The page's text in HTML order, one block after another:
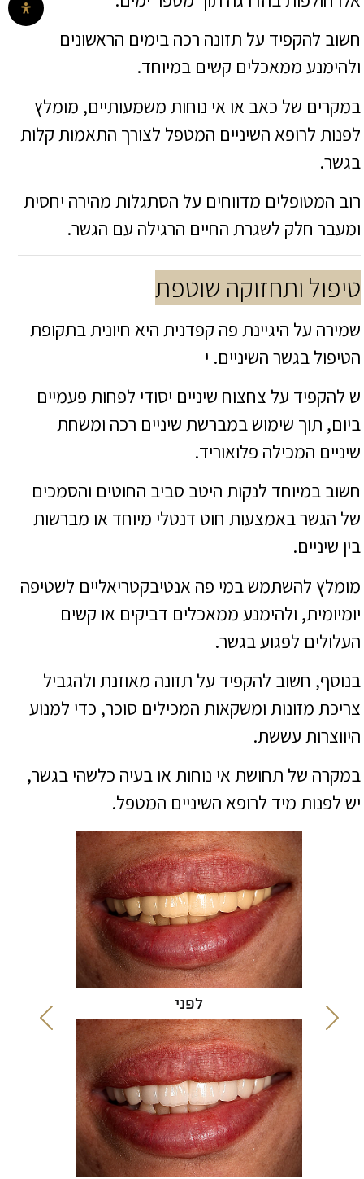
חשוב להקפיד על תזונה רכה בימים הראשונים
ולהימנע ממאכלים קשים במיוחד.
במקרים של כאב או אי נוחות משמעותיים, מומלץ
לפנות לרופא השיניים המטפל לצורך התאמות קלות
בגשר.
רוב המטופלים מדווחים על הסתגלות מהירה יחסית
ומעבר חלק לשגרת החיים הרגילה עם הגשר.
טיפול ותחזוקה שוטפת
שמירה על היגיינת פה קפדנית היא חיונית בתקופת
הטיפול בגשר השיניים. י
ש להקפיד על צחצוח שיניים יסודי לפחות פעמיים
ביום, תוך שימוש במברשת שיניים רכה ומשחת
שיניים המכילה פלואוריד.
חשוב במיוחד לנקות היטב סביב החוטים והסמכים
של הגשר באמצעות חוט דנטלי מיוחד או מברשות
בין שיניים.
מומלץ להשתמש במי פה אנטיבקטריאליים לשטיפה
יומיומית, ולהימנע ממאכלים דביקים או קשים
העלולים לפגוע בגשר.
בנוסף, חשוב להקפיד על תזונה מאוזנת ולהגביל
צריכת מזונות ומשקאות המכילים סוכר, כדי למנוע
היווצרות עששת.
במקרה של תחושת אי נוחות או בעיה כלשהי בגשר,
יש לפנות מיד לרופא השיניים המטפל.
לפני